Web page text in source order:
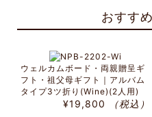
おすす
ウェルカムボード・両親贈呈ギ
フト・祖父母ギフト｜アルバム
タイプ3ツ折り(Wine)(2人用)
¥19,800 （税込）